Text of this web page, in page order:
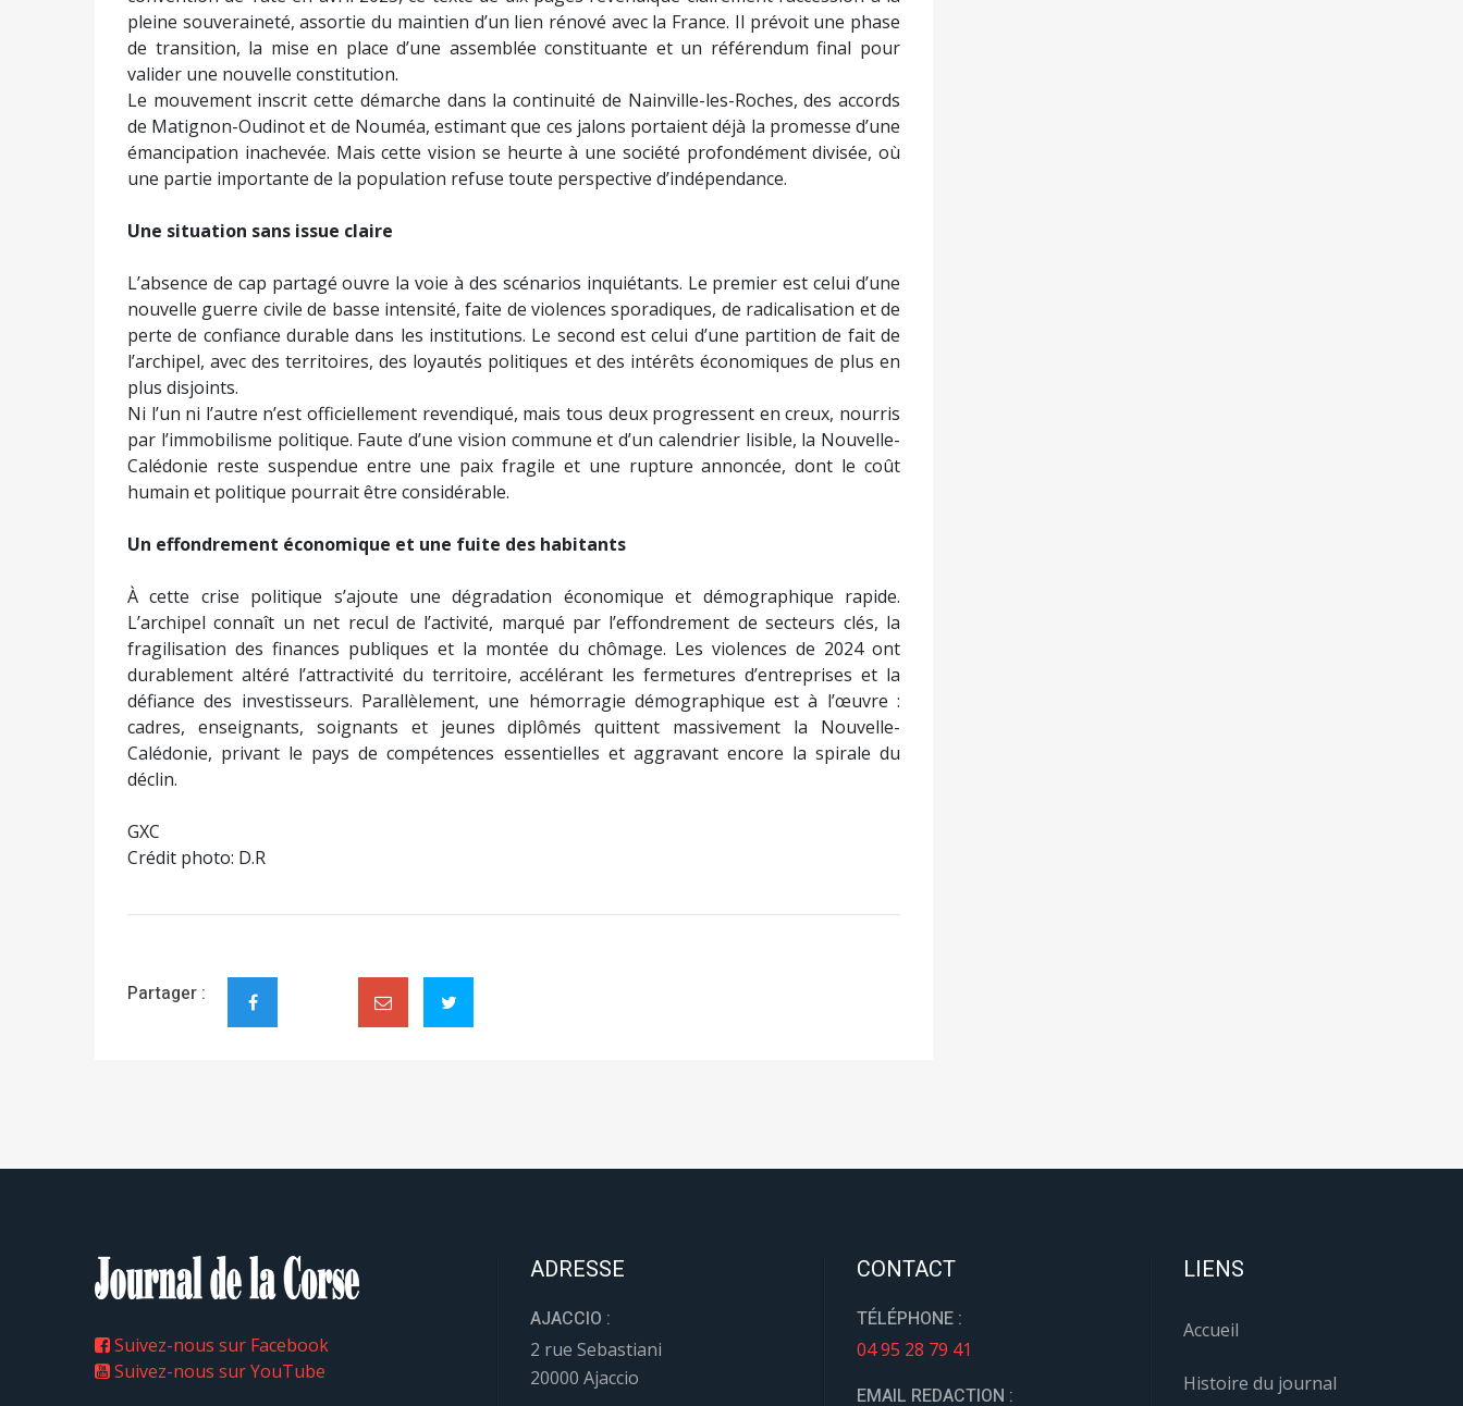
pleine souveraineté, assortie du maintien d’un lien rénové avec la France. Il prévoit une phase
de transition, la mise en place d’une assemblée constituante et un référendum final pour
valider une nouvelle constitution.
Le mouvement inscrit cette démarche dans la continuité de Nainville-les-Roches, des accords
de Matignon-Oudinot et de Nouméa, estimant que ces jalons portaient déjà la promesse d’une
émancipation inachevée. Mais cette vision se heurte à une société profondément divisée, où
une partie importante de la population refuse toute perspective d’indépendance.
Une situation sans issue claire
L’absence de cap partagé ouvre la voie à des scénarios inquiétants. Le premier est celui d’une
nouvelle guerre civile de basse intensité, faite de violences sporadiques, de radicalisation et de
perte de confiance durable dans les institutions. Le second est celui d’une partition de fait de
l’archipel, avec des territoires, des loyautés politiques et des intérêts économiques de plus en
plus disjoints.
Ni l’un ni l’autre n’est officiellement revendiqué, mais tous deux progressent en creux, nourris
par l’immobilisme politique. Faute d’une vision commune et d’un calendrier lisible, la Nouvelle-
Calédonie reste suspendue entre une paix fragile et une rupture annoncée, dont le coût
humain et politique pourrait être considérable.
Un effondrement économique et une fuite des habitants
À cette crise politique s’ajoute une dégradation économique et démographique rapide.
L’archipel connaît un net recul de l’activité, marqué par l’effondrement de secteurs clés, la
fragilisation des finances publiques et la montée du chômage. Les violences de 2024 ont
durablement altéré l’attractivité du territoire, accélérant les fermetures d’entreprises et la
défiance des investisseurs. Parallèlement, une hémorragie démographique est à l’œuvre :
cadres, enseignants, soignants et jeunes diplômés quittent massivement la Nouvelle-
Calédonie, privant le pays de compétences essentielles et aggravant encore la spirale du
déclin.
GXC
Crédit photo: D.R
Partager :
Suivez-nous sur Facebook
Suivez-nous sur YouTube
ADRESSE
AJACCIO :
2 rue Sebastiani
20000 Ajaccio
CONTACT
TÉLÉPHONE :
04 95 28 79 41
EMAIL REDACTION :
LIENS
Accueil
Histoire du journal